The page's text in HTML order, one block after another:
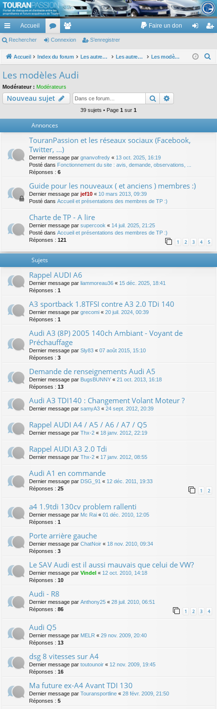
TouranPassion
Le forum des propriétaires ou futurs acquéreurs du Volkswagen Touran
cc
ès
pi
de
Accueil
or
u
e
m
Faire un don
ne nr
Rechercher Connexion S’enregistrer
Accueil Index du forum Les autres voitures et ce qui touche à la voiture Les autres modèles du groupe VW Les modèles Audi
c
Les modèles Audi
Modérateur : Modérateurs
Nouveau sujet Rechercher
39 sujets • Page 1 sur 1
Annonces
TouranPassion et les réseaux sociaux (Facebook,
Twitter, ...)
Dernier message par gnanvofredy « 13 oct. 2025, 16:19
Posté dans Fonctionnement du site : avis, demande, observations, ...
Réponses : 6
Guide pour les nouveaux ( et anciens ) membres :)
Dernier message par jef10 « 10 mars 2013, 09:39
Posté dans Accueil et présentations des membres de TP :)
Charte de TP - A lire
Dernier message par supercook « 14 juil. 2025, 21:25
Posté dans Accueil et présentations des membres de TP :)
Réponses : 121 1 2 3 4 5
Sujets
Rappel AUDI A6
Dernier message par liammoreau36 « 15 déc. 2025, 18:41
Réponses : 1
A3 sportback 1.8TFSI contre A3 2.0 TDi 140
Dernier message par grecomi « 20 juil. 2024, 00:39
Réponses : 1
Audi A3 (8P) 2005 140ch Ambiant - Voyant de
Préchauffage
Dernier message par Sly83 « 07 août 2015, 15:10
Réponses : 3
Demande de renseignements Audi A5
Dernier message par BugsBUNNY « 21 oct. 2013, 16:18
Réponses : 13
Audi A3 TDI140 : Changement Volant Moteur ?
Dernier message par samyA3 « 24 sept. 2012, 20:39
Rappel AUDI A4 / A5 / A6 / A7 / Q5
Dernier message par Thx-2 « 18 janv. 2012, 22:19
Rappel AUDI A3 2.0 Tdi
Dernier message par Thx-2 « 17 janv. 2012, 08:55
Audi A1 en commande
Dernier message par DSG_91 « 12 déc. 2011, 19:33
Réponses : 25 1 2
a4 1.9tdi 130cv problem rallenti
Dernier message par Mc Rai « 01 déc. 2010, 12:05
Réponses : 1
Porte arrière gauche
Dernier message par ChatNoir « 18 nov. 2010, 09:34
Réponses : 3
Le SAV Audi est il aussi mauvais que celui de VW?
Dernier message par Vindel « 12 oct. 2010, 14:18
Réponses : 10
Audi - R8
Dernier message par Anthony25 « 28 juil. 2010, 06:51
Réponses : 86 1 2 3 4
Audi Q5
Dernier message par MELR « 29 nov. 2009, 20:40
Réponses : 13
dsg 8 vitesses sur A4
Dernier message par toutounoir « 12 nov. 2009, 19:45
Réponses : 16
Ma future ex-A4 Avant TDI 130
Dernier message par Touransportline « 28 févr. 2009, 21:50
Réponses : 5